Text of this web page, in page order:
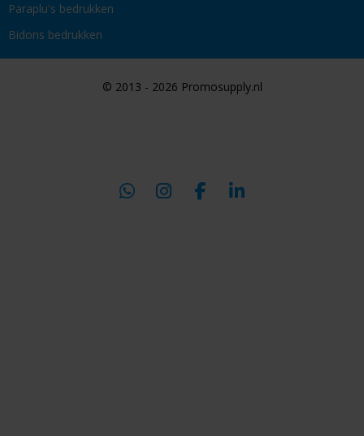
Paraplu's bedrukken
Bidons bedrukken
© 2013 - 2026 Promosupply.nl